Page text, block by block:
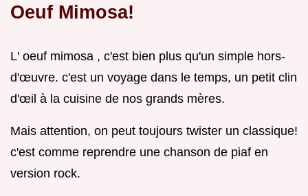
Oeuf Mimosa!
L' oeuf mimosa , c'est bien plus qu'un simple hors-
d'œuvre. c'est un voyage dans le temps, un petit clin
d'œil à la cuisine de nos grands mères.
Mais attention, on peut toujours twister un classique!
c'est comme reprendre une chanson de piaf en
version rock.